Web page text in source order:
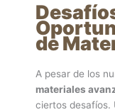
de
A pesar de los
materiales
ciertos desafíos.